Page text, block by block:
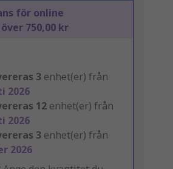
för online
750,00 kr
3 enhet(er) från
2026
12 enhet(er) från
2026
3 enhet(er) från
2026